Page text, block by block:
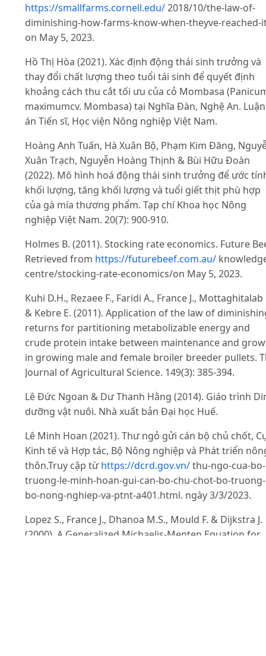
https://smallfarms.cornell.edu/2018/10/the-law-of-
diminishing-how-farms-know-when-theyve-reached-
on May 5, 2023.
Hồ Thị Hòa (2021). Xác định động thái sinh trưởng và
thay đổi chất lượng theo tuổi tái sinh để quyết định
khoảng cách thu cắt tối ưu của cỏ Mombasa
maximumcv. Mombasa) tại Nghĩa Đàn, Nghệ An. Luận
án Tiến sĩ, Học viện Nông nghiệp Việt Nam.
Hoàng Anh Tuấn, Hà Xuân Bộ, Phạm Kim Đăng,
Xuân Trạch, Nguyễn Hoàng Thịnh & Bùi Hữu Đoàn
(2022). Mô hình hoá động thái sinh trưởng để ước
khối lượng, tăng khối lượng và tuổi giết thịt phù hợp
của gà mía thương phẩm. Tạp chí Khoa học Nông
nghiệp Việt Nam. 20(7): 900-910.
Holmes B. (2011). Stocking rate economics. Future
Retrieved from https://futurebeef.com.au/
centre/stocking-rate-economics/on May 5, 2023.
Kuhi D.H., Rezaee F., Faridi A., France J., Mottaghitalab
& Kebre E. (2011). Application of the law of
returns for partitioning metabolizable energy and
crude protein intake between maintenance and
in growing male and female broiler breeder pullets.
Journal of Agricultural Science. 149(3): 385-394.
Lê Đức Ngoan & Dư Thanh Hằng (2014). Giáo trình
dưỡng vật nuôi. Nhà xuất bản Đại học Huế.
Lê Minh Hoan (2021). Thư ngỏ gửi cán bộ chủ chốt,
Kinh tế và Hợp tác, Bộ Nông nghiệp và Phát triển
thôn.Truy cập từhttps://dcrd.gov.vn/thu-ngo-cua-bo-
truong-le-minh-hoan-gui-can-bo-chu-chot-bo-truong-
bo-nong-nghiep-va-ptnt-a401.html. ngày 3/3/2023.
Lopez S., France J., Dhanoa M.S., Mould F. & Dijkstra J.
(2000). A Generalized Michaelis-Menten Equation for